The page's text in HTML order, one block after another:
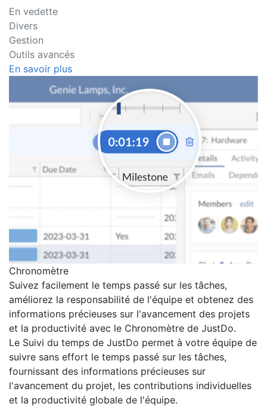
En vedette
Divers
Gestion
Outils avancés
En savoir plus
Chronomètre
Suivez facilement le temps passé sur les tâches,
améliorez la responsabilité de l'équipe et obtenez des
informations précieuses sur l'avancement des projets
et la productivité avec le Chronomètre de JustDo.
Le Suivi du temps de JustDo permet à votre équipe de
suivre sans effort le temps passé sur les tâches,
fournissant des informations précieuses sur
l'avancement du projet, les contributions individuelles
et la productivité globale de l'équipe.